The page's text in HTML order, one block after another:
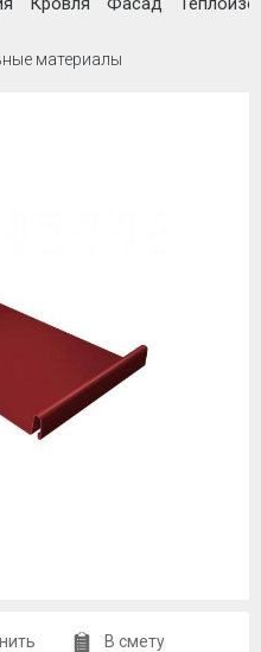
материалы
В смету